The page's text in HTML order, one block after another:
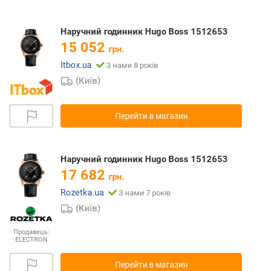
Наручний годинник Hugo Boss 1512653
15 052 грн.
Itbox.ua
З нами 8 років
(Київ)
Перейти в магазин
Продавець:
ELECTRON
Наручний годинник Hugo Boss 1512653
17 682 грн.
Rozetka.ua
З нами 7 років
(Київ)
Перейти в магазин